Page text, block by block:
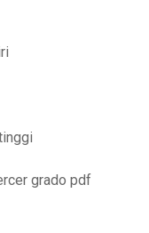
grado pdf